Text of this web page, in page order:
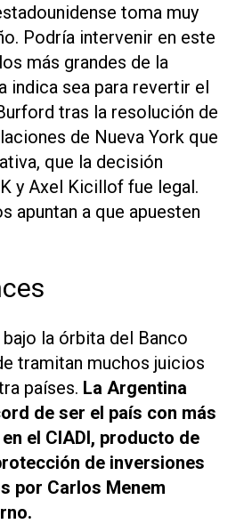
toma muy
Podría intervenir en este
más grandes de la
indica sea para revertir el
tras la resolución de
de Nueva York que
que la decisión
y Axel Kicillof fue legal.
apuntan a que apuesten
la órbita del Banco
tramitan muchos juicios
países. La Argentina
de ser el país con más
el CIADI, producto de
de inversiones
por Carlos Menem